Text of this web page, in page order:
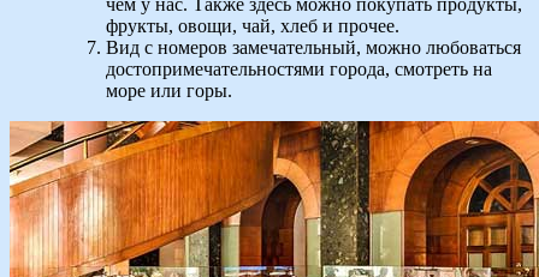
фрукты, овощи, чай, хлеб и прочее.
Вид с номеров замечательный, можно любоваться
достопримечательностями города, смотреть на
море или горы.